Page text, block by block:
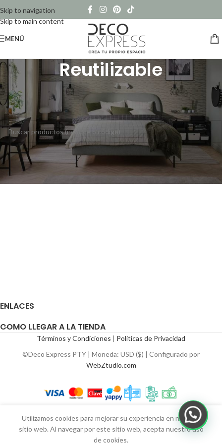
Skip to navigation
Skip to main content
MENÚ
Reutilizable
Inicio/ Productos etiquetados “Reutilizable”
No se han encontrado productos que coincidan con tu selección.
ENLACES
COMO LLEGAR A LA TIENDA
Términos y Condiciones | Políticas de Privacidad
©Deco Express PTY | Moneda: USD ($) | Configurado por
WebZtudio.com
Utilizamos cookies para mejorar su experiencia en nuestro
sitio web. Al navegar por este sitio web, acepta nuestro uso
de cookies.